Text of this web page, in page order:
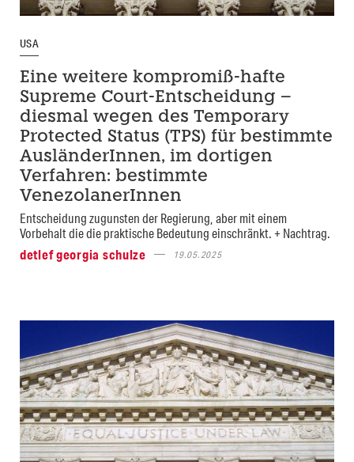
USA
Eine weitere kompromiß-hafte
Supreme Court-Entscheidung –
diesmal wegen des Temporary
Protected Status (TPS) für bestimmte
AusländerInnen, im dortigen
Verfahren: bestimmte
VenezolanerInnen
Entscheidung zugunsten der Regierung, aber mit einem
Vorbehalt die die praktische Bedeutung einschränkt. + Nachtrag.
detlef georgia schulze
19.05.2025